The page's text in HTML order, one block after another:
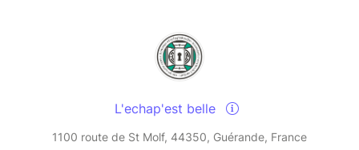
L'echap'est belle
1100 route de St Molf, 44350, Guérande, France